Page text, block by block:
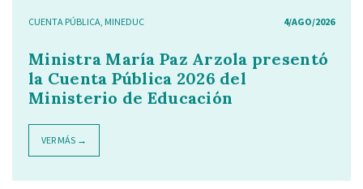
CUENTA PÚBLICA, MINEDUC 4/AGO/2026
Ministra María Paz Arzola presentó
la Cuenta Pública 2026 del
Ministerio de Educación
VER MÁS →